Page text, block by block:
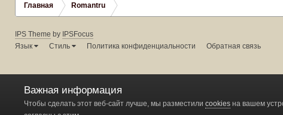
Главная Romantru
IPS Theme by IPSFocus
Язык
Стиль Политика конфиденциальности Обратная связь
Важная информация
Чтобы сделать этот веб-сайт лучше, мы разместили cookies на вашем